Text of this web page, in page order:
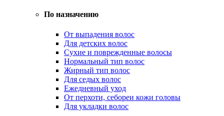
По назначению
От выпадения волос
Для детских волос
Сухие и поврежденные волосы
Нормальный тип волос
Жирный тип волос
Для седых волос
Ежедневный уход
От перхоти, себореи кожи головы
Для укладки волос